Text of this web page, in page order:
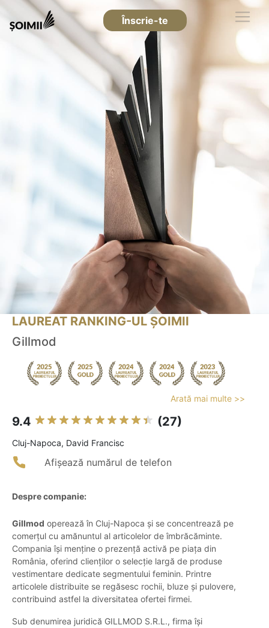
Înscrie-te
LAUREAT RANKING-UL ȘOIMII
Gillmod
Arată mai multe >>
9.4 (27)
Cluj-Napoca, David Francisc
Afișează numărul de telefon
Despre companie:
Gillmod operează în Cluj-Napoca și se concentrează pe
comerțul cu amănuntul al articolelor de îmbrăcăminte.
Compania își menține o prezență activă pe piața din
România, oferind clienților o selecție largă de produse
vestimentare dedicate segmentului feminin. Printre
articolele distribuite se regăsesc rochii, bluze și pulovere,
contribuind astfel la diversitatea ofertei firmei.
Sub denumirea juridică GILLMOD S.R.L., firma își